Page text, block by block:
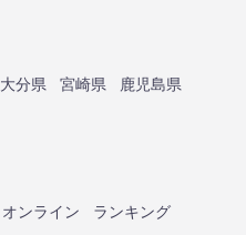
大分県 宮崎県
鹿児島県
オンライン ランキング